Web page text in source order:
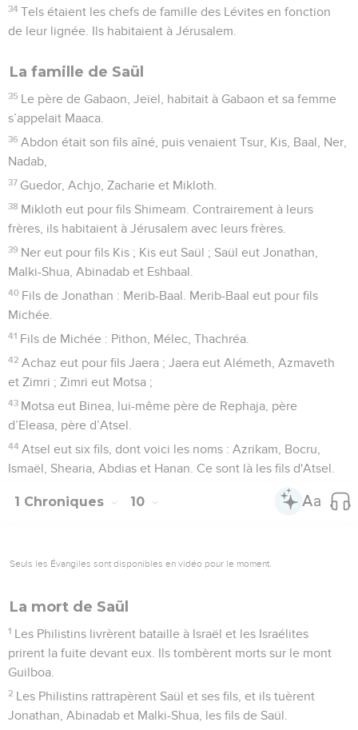
34 Tels étaient les chefs de famille des Lévites en fonction
de leur lignée. Ils habitaient à Jérusalem.
La famille de Saül
35 Le père de Gabaon, Jeïel, habitait à Gabaon et sa femme
s’appelait Maaca.
36 Abdon était son fils aîné, puis venaient Tsur, Kis, Baal, Ner,
Nadab,
37 Guedor, Achjo, Zacharie et Mikloth.
38 Mikloth eut pour fils Shimeam. Contrairement à leurs
frères, ils habitaient à Jérusalem avec leurs frères.
39 Ner eut pour fils Kis ; Kis eut Saül ; Saül eut Jonathan,
Malki-Shua, Abinadab et Eshbaal.
40 Fils de Jonathan : Merib-Baal. Merib-Baal eut pour fils
Michée.
41 Fils de Michée : Pithon, Mélec, Thachréa.
42 Achaz eut pour fils Jaera ; Jaera eut Alémeth, Azmaveth
et Zimri ; Zimri eut Motsa ;
43 Motsa eut Binea, lui-même père de Rephaja, père
d’Eleasa, père d’Atsel.
44 Atsel eut six fils, dont voici les noms : Azrikam, Bocru,
Ismaël, Shearia, Abdias et Hanan. Ce sont là les fils d'Atsel.
1 Chroniques 10
Seuls les Évangiles sont disponibles en vidéo pour le moment.
La mort de Saül
1 Les Philistins livrèrent bataille à Israël et les Israélites
prirent la fuite devant eux. Ils tombèrent morts sur le mont
Guilboa.
2 Les Philistins rattrapèrent Saül et ses fils, et ils tuèrent
Jonathan, Abinadab et Malki-Shua, les fils de Saül.